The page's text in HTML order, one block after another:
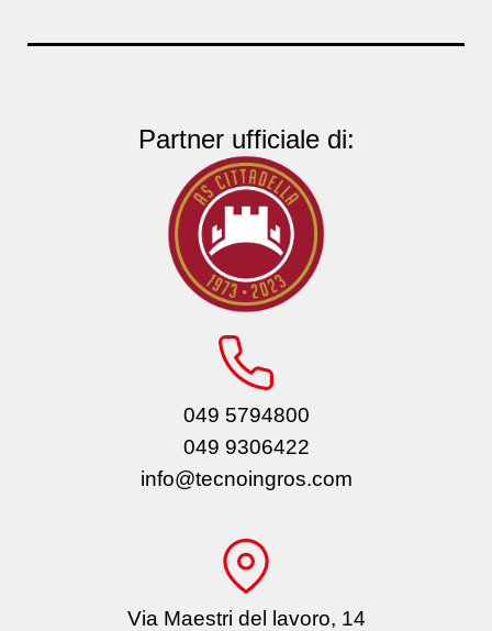
Partner ufficiale di:
049 5794800
049 9306422
info@tecnoingros.com
Via Maestri del lavoro, 14